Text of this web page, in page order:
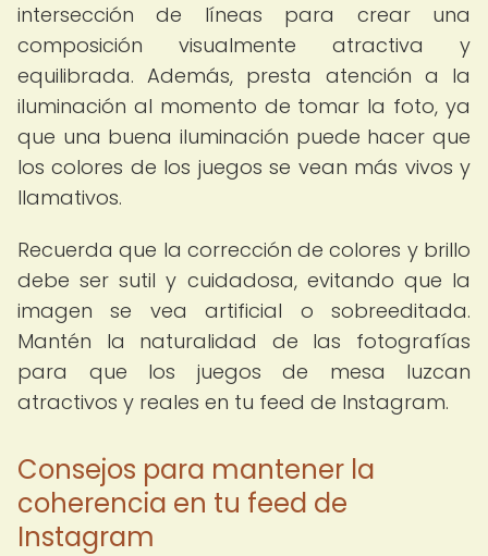
intersección de líneas para crear una
composición visualmente atractiva y
equilibrada. Además, presta atención a la
iluminación al momento de tomar la foto, ya
que una buena iluminación puede hacer que
los colores de los juegos se vean más vivos y
llamativos.
Recuerda que la corrección de colores y brillo
debe ser sutil y cuidadosa, evitando que la
imagen se vea artificial o sobreeditada.
Mantén la naturalidad de las fotografías
para que los juegos de mesa luzcan
atractivos y reales en tu feed de Instagram.
Consejos para mantener la
coherencia en tu feed de
Instagram